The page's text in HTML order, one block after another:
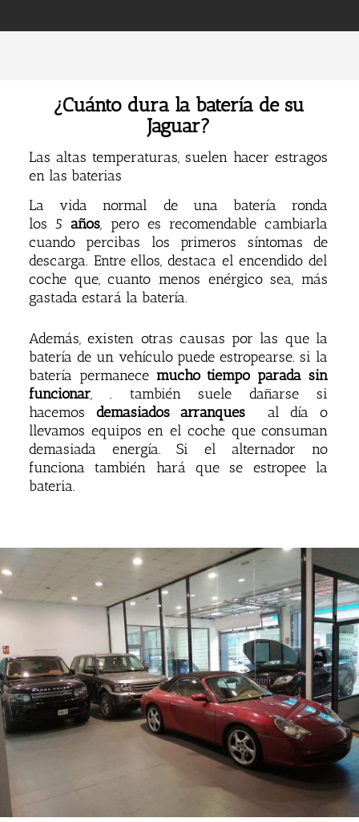
¿Cuánto dura la batería de su
Jaguar?
Las altas temperaturas, suelen hacer estragos
en las baterias
La vida normal de una batería ronda
los 5 años, pero es recomendable cambiarla
cuando percibas los primeros síntomas de
descarga. Entre ellos, destaca el encendido del
coche que, cuanto menos enérgico sea, más
gastada estará la batería.
Además, existen otras causas por las que la
batería de un vehículo puede estropearse. si la
batería permanece mucho tiempo parada sin
funcionar, . también suele dañarse si
hacemos demasiados arranques al día o
llevamos equipos en el coche que consuman
demasiada energía. Si el alternador no
funciona también hará que se estropee la
bateria.